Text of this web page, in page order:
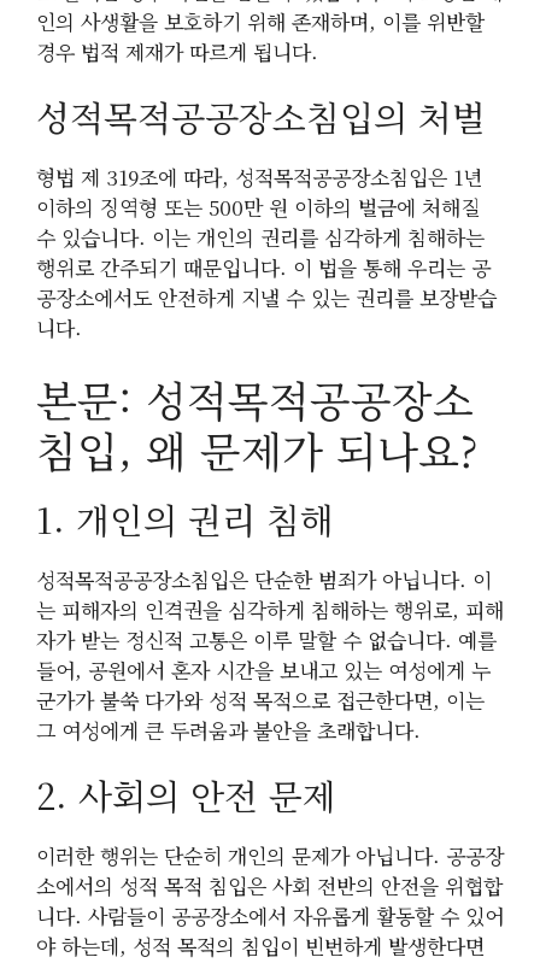
인의 사생활을 보호하기 위해 존재하며, 이를 위반할
경우 법적 제재가 따르게 됩니다.
성적목적공공장소침입의 처벌
형법 제 319조에 따라, 성적목적공공장소침입은 1년
이하의 징역형 또는 500만 원 이하의 벌금에 처해질
수 있습니다. 이는 개인의 권리를 심각하게 침해하는
행위로 간주되기 때문입니다. 이 법을 통해 우리는 공
공장소에서도 안전하게 지낼 수 있는 권리를 보장받습
니다.
본문: 성적목적공공장소
침입, 왜 문제가 되나요?
1. 개인의 권리 침해
성적목적공공장소침입은 단순한 범죄가 아닙니다. 이
는 피해자의 인격권을 심각하게 침해하는 행위로, 피해
자가 받는 정신적 고통은 이루 말할 수 없습니다. 예를
들어, 공원에서 혼자 시간을 보내고 있는 여성에게 누
군가가 불쑥 다가와 성적 목적으로 접근한다면, 이는
그 여성에게 큰 두려움과 불안을 초래합니다.
2. 사회의 안전 문제
이러한 행위는 단순히 개인의 문제가 아닙니다. 공공장
소에서의 성적 목적 침입은 사회 전반의 안전을 위협합
니다. 사람들이 공공장소에서 자유롭게 활동할 수 있어
야 하는데, 성적 목적의 침입이 빈번하게 발생한다면